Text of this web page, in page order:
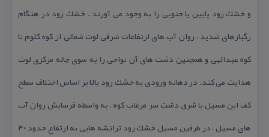
و خشك رود پایین یا جنوبی را به وجود می آورند . خشك رود در هنگام
رگبارهای شدید ، روان آب های ارتفاعات شرقی لوت شمالی از كوه كلوم تا
كوه عبدالهی و همچنین دشت های آن نواحی را به سوی چاله مركزی لوت
هدایت می كند. در دهانه ورودی به خشك رود بالا بر اساس اختلاف سطح
كف این مسیل با شرق دشت سر مرغاب كوه ، به واسطه فرسایش روان آب
های مسیل ، در طرفین مسیل خشك رود ترانشه هایی به ارتفاع حدود ۴۰